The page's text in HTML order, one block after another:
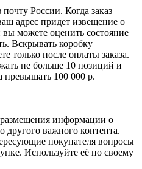
России. Когда заказ
адрес придет извещение о
можете оценить состояние
Вскрывать коробку
только после оплаты заказа.
не больше 10 позиций и
превышать 100 000 р.
информации о
другого важного контента.
покупателя вопросы
Используйте её по своему